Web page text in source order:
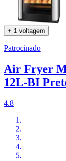
+ 1 voltagem
Patrocinado
Air Fryer
12L-BI
4.8